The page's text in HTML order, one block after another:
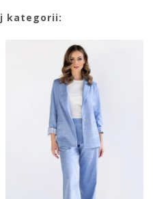
kategorii: